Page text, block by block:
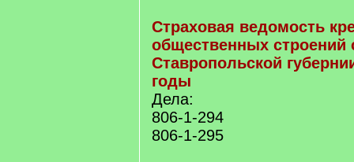
Страховая ведомость
общественных строений
Ставропольской
годы
Дела:
806-1-294
806-1-295